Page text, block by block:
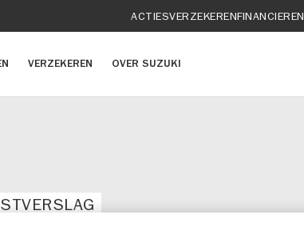
ACTIESVERZEKERENFINANCIEREN
VERZEKEREN OVER SUZUKI